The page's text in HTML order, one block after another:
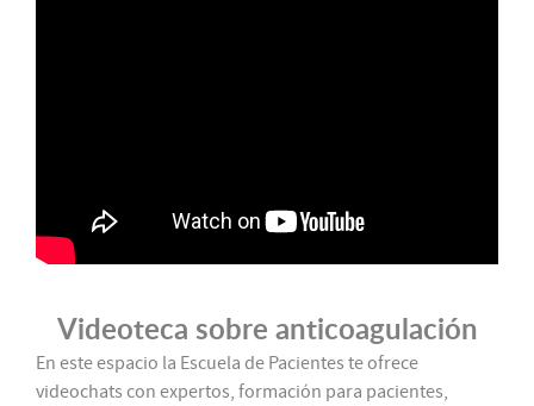
Videoteca sobre anticoagulación
En este espacio la Escuela de Pacientes te ofrece
videochats con expertos, formación para pacientes,